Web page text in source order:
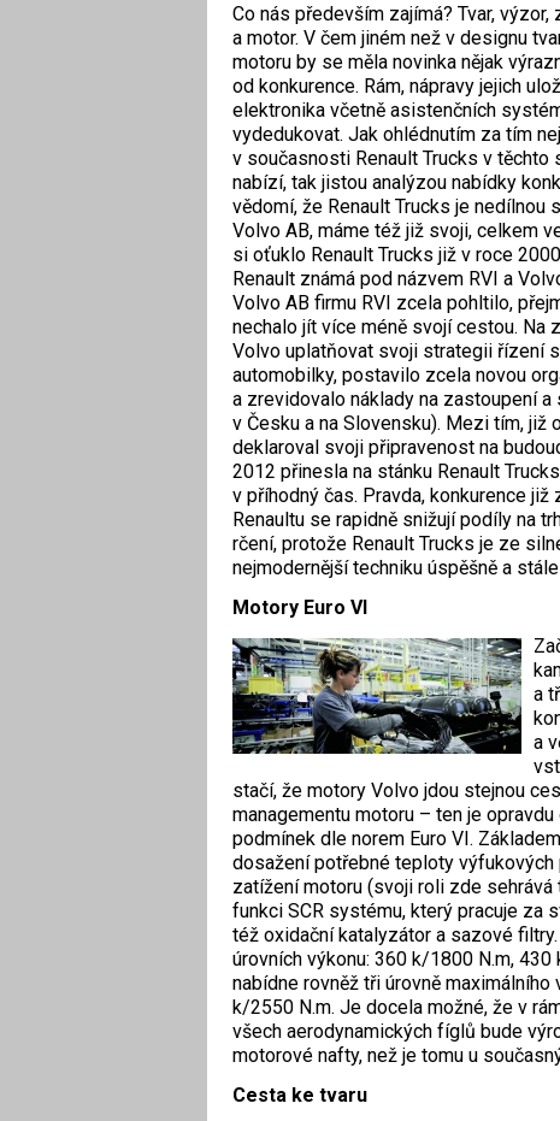
Co nás především zajímá? Tvar, výzor,
a motor. V čem jiném než v designu
motoru by se měla novinka nějak
od konkurence. Rám, nápravy jejich
elektronika včetně asistenčních
vydedukovat. Jak ohlédnutím za tím
v současnosti Renault Trucks v těchto
nabízí, tak jistou analýzou nabídky
vědomí, že Renault Trucks je nedílnou
Volvo AB, máme též již svoji, celkem
si oťuklo Renault Trucks již v roce
Renault známá pod názvem RVI a
Volvo AB firmu RVI zcela pohltilo,
nechalo jít více méně svojí cestou.
Volvo uplatňovat svoji strategii řízení
automobilky, postavilo zcela novou
a zrevidovalo náklady na zastoupení
v Česku a na Slovensku). Mezi tím, již
deklaroval svoji připravenost na
2012 přinesla na stánku Renault
v příhodný čas. Pravda, konkurence
Renaultu se rapidně snižují podíly na
rčení, protože Renault Trucks je ze
nejmodernější techniku úspěšně a
Motory Euro VI
a
a
stačí, že motory Volvo jdou stejnou
managementu motoru – ten je
podmínek dle norem Euro VI.
dosažení potřebné teploty výfukových
zatížení motoru (svoji roli zde
funkci SCR systému, který pracuje za
též oxidační katalyzátor a sazové
úrovních výkonu: 360 k/1800 N.m,
nabídne rovněž tři úrovně
k/2550 N.m. Je docela možné, že v
všech aerodynamických fíglů bude
motorové nafty, než je tomu u
Cesta ke tvaru